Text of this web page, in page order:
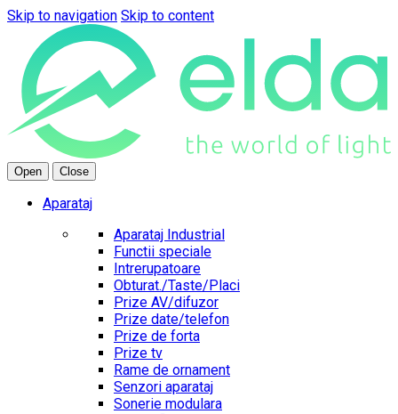
Skip to navigation Skip to content
Open Close
Aparataj
Aparataj Industrial
Functii speciale
Intrerupatoare
Obturat./Taste/Placi
Prize AV/difuzor
Prize date/telefon
Prize de forta
Prize tv
Rame de ornament
Senzori aparataj
Sonerie modulara